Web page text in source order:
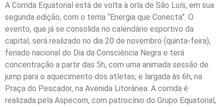
A Corrida Equatorial está de volta à orla de São Luís, em sua
segunda edição, com o tema “Energia que Conecta”. O
evento, que já se consolida no calendário esportivo da
capital, será realizado no dia 20 de novembro (quinta-feira),
feriado nacional do Dia da Consciência Negra e terá
concentração a partir das 5h, com uma animada sessão de
jump para o aquecimento dos atletas, e largada às 6h, na
Praça do Pescador, na Avenida Litorânea. A corrida é
realizada pela Aspecom, com patrocínio do Grupo Equatorial,